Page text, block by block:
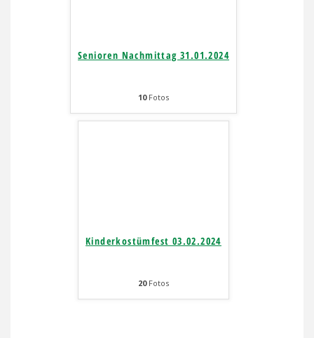
Senioren Nachmittag 31.01.2024
10Fotos
Kinderkostümfest 03.02.2024
20Fotos